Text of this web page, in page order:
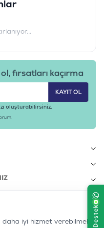
fırsatları kaçırma
KAYIT OL
oluşturabilirsiniz.
daha iyi hizmet verebilmek